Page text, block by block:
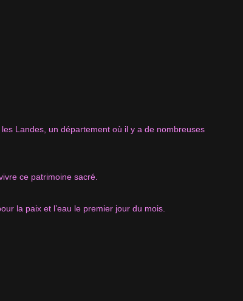
les Landes, un département où il y a de nombreuses
ce patrimoine sacré.
la paix et l’eau le premier jour du mois.